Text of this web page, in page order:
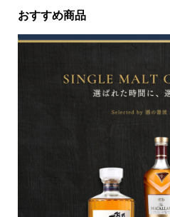
おすすめ商品